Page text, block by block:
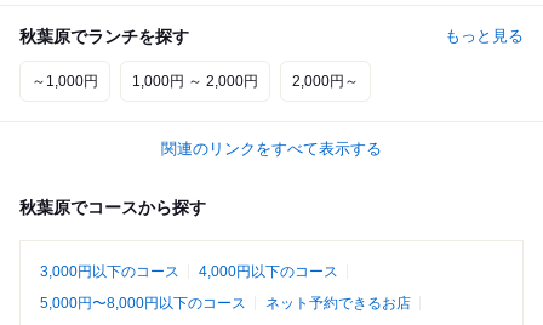
秋葉原でランチを探す もっと見る
～1,000円 1,000円 ～ 2,000円 2,000円～
関連のリンクをすべて表示する
秋葉原でコースから探す
3,000円以下のコース
4,000円以下のコース
5,000円〜8,000円以下のコース
ネット予約できるお店